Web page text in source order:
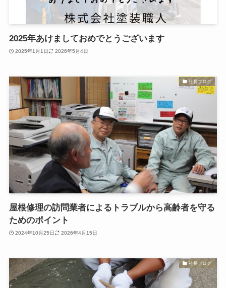
2025年あけましておめでとうございます
2025年1月1日 2026年5月4日
社長ブログ
屋根修理の訪問業者によるトラブルから高齢者を守る
ためのポイント
2024年10月25日 2026年4月15日
社長ブログ